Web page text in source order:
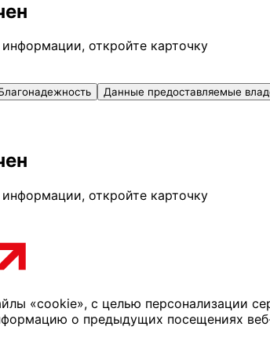
откройте карточку
Данные предоставляемые
откройте карточку
«cookie», с целью персонализации
о предыдущих посещениях веб-